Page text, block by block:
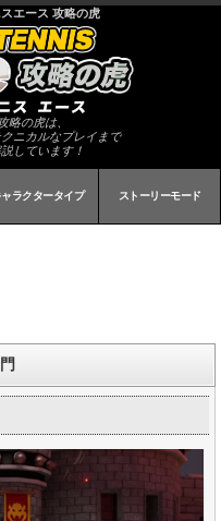
エース 攻略の虎
略の虎は、
ニカルなプレイまで
しています！
ャラクタータイプ ストーリーモード